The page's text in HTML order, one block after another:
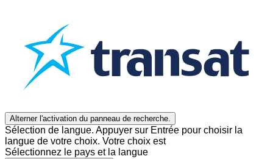
Alterner l'activation du panneau de recherche.
Sélection de langue. Appuyer sur Entrée pour choisir la
langue de votre choix. Votre choix est
Sélectionnez le pays et la langue